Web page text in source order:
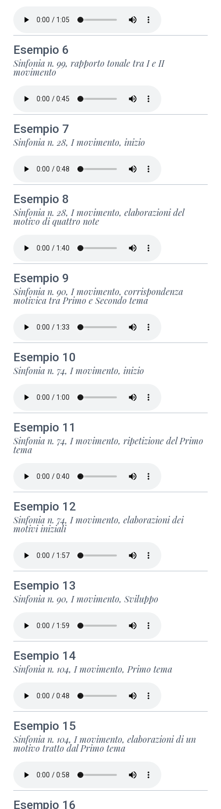
Esempio 6
Sinfonia n. 99, rapporto tonale tra I e II
movimento
Esempio 7
Sinfonia n. 28, I movimento, inizio
Esempio 8
Sinfonia n. 28, I movimento, elaborazioni del
motivo di quattro note
Esempio 9
Sinfonia n. 90, I movimento, corrispondenza
motivica tra Primo e Secondo tema
Esempio 10
Sinfonia n. 74, I movimento, inizio
Esempio 11
Sinfonia n. 74, I movimento, ripetizione del Primo
tema
Esempio 12
Sinfonia n. 74, I movimento, elaborazioni dei
motivi iniziali
Esempio 13
Sinfonia n. 90, I movimento, Sviluppo
Esempio 14
Sinfonia n. 104, I movimento, Primo tema
Esempio 15
Sinfonia n. 104, I movimento, elaborazioni di un
motivo tratto dal Primo tema
Esempio 16